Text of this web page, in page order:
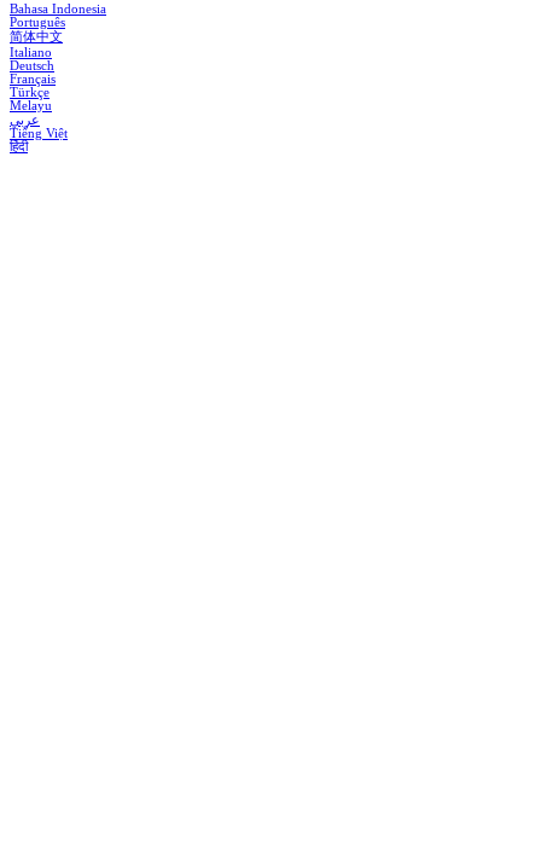
Bahasa Indonesia
Português
简体中文
Italiano
Deutsch
Français
Türkçe
Melayu
عربي
Tiếng Việt
हिंदी